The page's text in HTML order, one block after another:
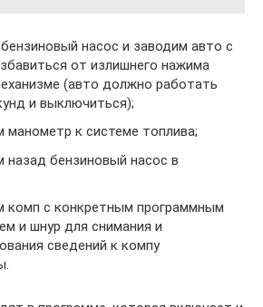
насос и заводим авто с
от излишнего нажима
(авто должно работать
и выключиться);
манометр к системе топлива;
назад бензиновый насос в
комп с конкретным программным
и шнур для снимания и
сведений к компу